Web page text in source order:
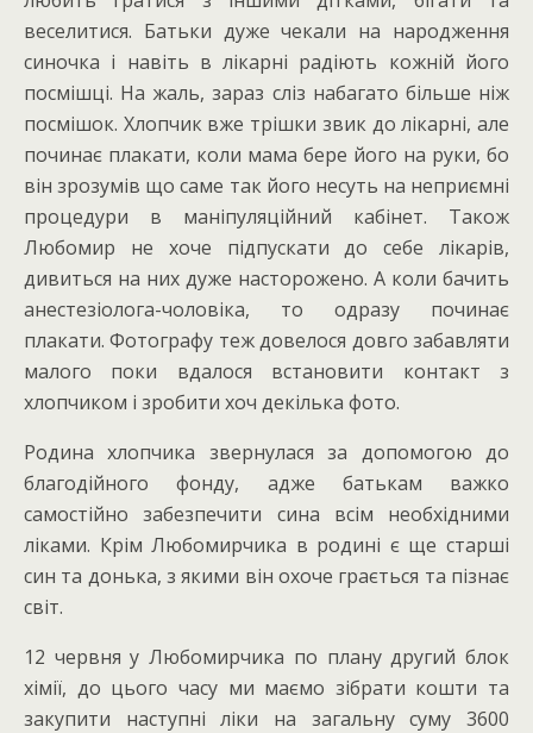
веселитися. Батьки дуже чекали на народження
синочка і навіть в лікарні радіють кожній його
посмішці. На жаль, зараз сліз набагато більше ніж
посмішок. Хлопчик вже трішки звик до лікарні, але
починає плакати, коли мама бере його на руки, бо
він зрозумів що саме так його несуть на неприємні
процедури в маніпуляційний кабінет. Також
Любомир не хоче підпускати до себе лікарів,
дивиться на них дуже насторожено. А коли бачить
анестезіолога-чоловіка, то одразу починає
плакати. Фотографу теж довелося довго забавляти
малого поки вдалося встановити контакт з
хлопчиком і зробити хоч декілька фото.
Родина хлопчика звернулася за допомогою до
благодійного фонду, адже батькам важко
самостійно забезпечити сина всім необхідними
ліками. Крім Любомирчика в родині є ще старші
син та донька, з якими він охоче грається та пізнає
світ.
12 червня у Любомирчика по плану другий блок
хімії, до цього часу ми маємо зібрати кошти та
закупити наступні ліки на загальну суму 3600